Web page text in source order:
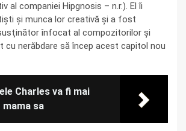
al companiei Hipgnosis – n.r.). El îi
şi munca lor creativă şi a fost
înfocat al compozitorilor şi
cu nerăbdare să încep acest capitol nou
Charles va fi mai
sa